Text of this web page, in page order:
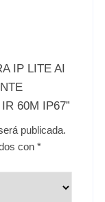
IP LITE AI
60M IP67”
publicada.
con*